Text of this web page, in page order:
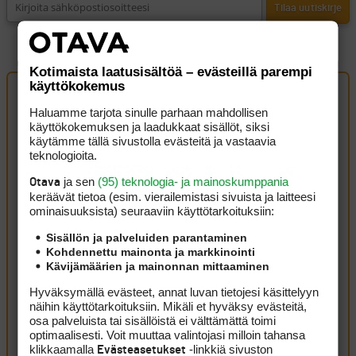
Artikkelin kommentit (2 kpl)
vfsfv15 joulukuun, 2012 23:57
Ootsä söpö poitsu
Kirjaudu sisään vastataksesi ILMOITA ASIATON VIESTI
Ootsä mun hoitsu
Oma kommentti
Kirjaudu sisään kommentoidaksesi
Kotimaista laatusisältöä – evästeillä parempi
käyttökokemus
Haluamme tarjota sinulle parhaan mahdollisen
käyttökokemuksen ja laadukkaat sisällöt, siksi
käytämme tällä sivustolla evästeitä ja vastaavia
teknologioita.
Otava ja sen (95) teknologia- ja mainoskumppania
keräävät tietoa (esim. vierailemis­tasi sivuista ja laitteesi
ominaisuuk­sista) seuraaviin käyttötarkoituksiin:
Sisällön ja palveluiden parantaminen
Kohdennettu mainonta ja markkinointi
Kävijämäärien ja mainonnan mittaaminen
Hyväksymällä evästeet, annat luvan tietojesi käsittelyyn
näihin käyttötarkoituksiin. Mikäli et hyväksy evästeitä,
osa palveluista tai sisällöistä ei välttämättä toimi
optimaalisesti. Voit muuttaa valintojasi milloin tahansa
klikkaamalla Evästeasetukset -linkkiä sivuston